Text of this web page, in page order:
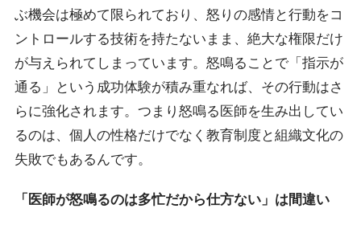
ぶ機会は極めて限られており、怒りの感情と行動をコ
ントロールする技術を持たないまま、絶大な権限だけ
が与えられてしまっています。怒鳴ることで「指示が
通る」という成功体験が積み重なれば、その行動はさ
らに強化されます。つまり 怒鳴る医師を生み出してい
るのは、個人の性格だけでなく教育制度と組織文化の
失敗でもあるんです。
「医師が怒鳴るのは多忙だから仕方ない」は間違い